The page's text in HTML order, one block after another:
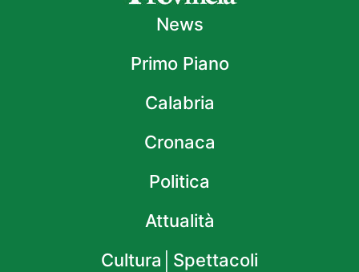
News
Primo Piano
Calabria
Cronaca
Politica
Attualità
Cultura│Spettacoli